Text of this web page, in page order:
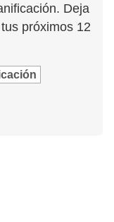
Deja
próximos 12